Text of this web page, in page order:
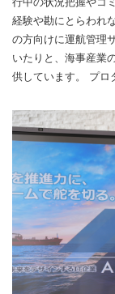
経験や勘にとらわれ
の方向けに運航管理
いたりと、海事産業
供しています。 プ